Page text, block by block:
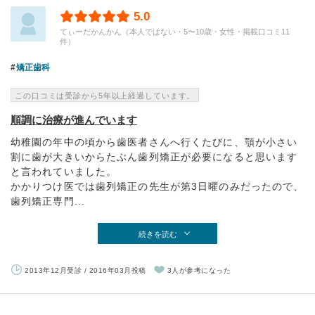
5.0
てぃーだかんかん（本人ではない・5〜10歳・女性・掲載口コミ11
件）
矯正歯科
この口コミは受診から5年以上経過しています。
順調に治療が進んでいます
幼稚園の年中の頃から歯医者さんへ行くたびに、顎が小さい
割に歯が大きいからたぶん歯列矯正が必要になると思います
と言われていました。
かかりつけ医では歯列矯正の先生が第3日曜のみだったので、
歯列矯正専門...
続きを読む
2013年12月受診 / 2016年03月投稿 3人が参考になった